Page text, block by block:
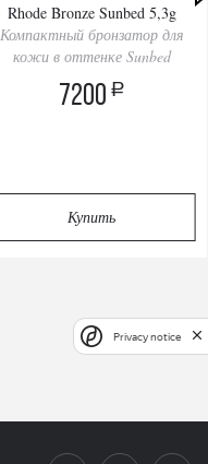
Rhode Bronze Sunbed 5,3g
Компактный бронзатор для
кожи в оттенке Sunbed
7200 a
Купить
Privacy notice